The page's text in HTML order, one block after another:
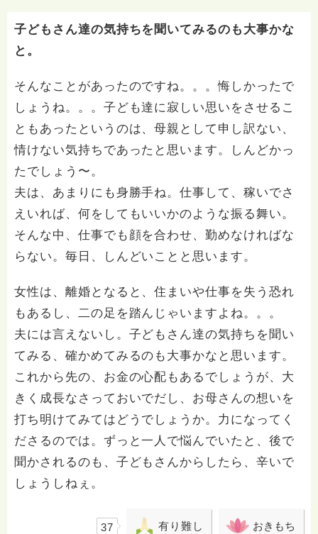
子どもさん達の気持ちを聞いてみるのも大事かな
と。
そんなことがあったのですね。。。悔しかったで
しょうね。。。子ども達に寂しい思いをさせるこ
ともあったというのは、母親として申し訳ない、
情けない気持ちであったと思います。しんどかっ
たでしょう〜。
夫は、あまりにも身勝手ね。仕事して、稼いでさ
えいれば、何をしてもいいかのような振る舞い。
そんな中、仕事でも顔を合わせ、勤めなければな
らない。毎日、しんどいことと思います。
女性は、離婚となると、住まいや仕事を失う恐れ
もあるし、二の足を踏んじゃいますよね。。。
夫には言えないし。子どもさん達の気持ちを聞い
てみる、確かめてみるのも大事かなと思います。
これから先の、お金の心配もあるでしょうが、大
きく成長なさっておいでだし、お母さんの想いを
打ち明けてみてはどうでしょうか。力になってく
ださるのでは。ずっと一人で悩んでいたと、後で
聞かされるのも、子どもさんからしたら、辛いで
しょうしねぇ。
37 有り難し おきもち